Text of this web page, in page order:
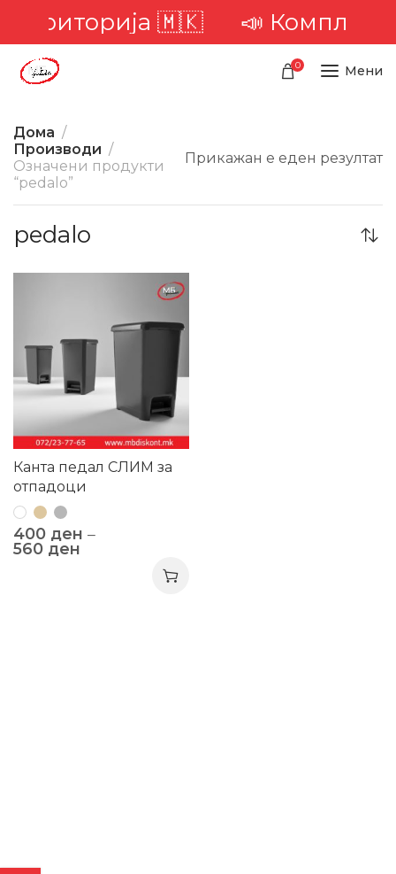
територија 🇲🇰 📣
0 Мени
Дома
Производи
Означени продукти
“pedalo”
Прикажан е еден резултат
pedalo
Канта педал СЛИМ за
отпадоци
400 ден –
560 ден